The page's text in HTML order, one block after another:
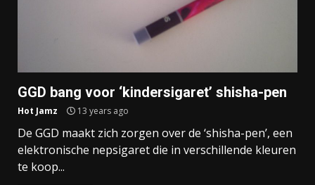
GGD bang voor ‘kindersigaret’ shisha-pen
Hot Jamz 13 years ago
De GGD maakt zich zorgen over de ‘shisha-pen’, een
elektronische nepsigaret die in verschillende kleuren
te koop...